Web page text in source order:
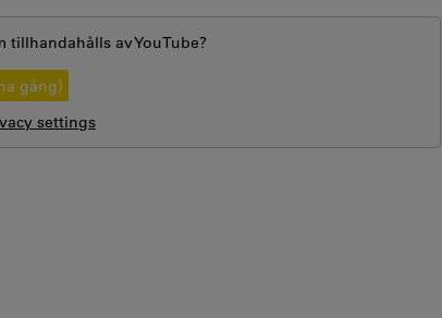
tillhandahålls avYouTube?
gång)
settings